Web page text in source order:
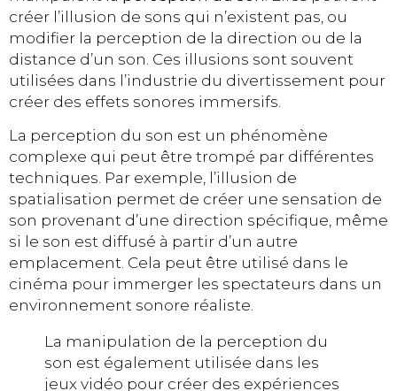
créer l’illusion de sons qui n’existent pas, ou
modifier la perception de la direction ou de la
distance d’un son. Ces illusions sont souvent
utilisées dans l’industrie du divertissement pour
créer des effets sonores immersifs.
La perception du son est un phénomène
complexe qui peut être trompé par différentes
techniques. Par exemple, l’illusion de
spatialisation permet de créer une sensation de
son provenant d’une direction spécifique, même
si le son est diffusé à partir d’un autre
emplacement. Cela peut être utilisé dans le
cinéma pour immerger les spectateurs dans un
environnement sonore réaliste.
La manipulation de la perception du
son est également utilisée dans les
jeux vidéo pour créer des expériences